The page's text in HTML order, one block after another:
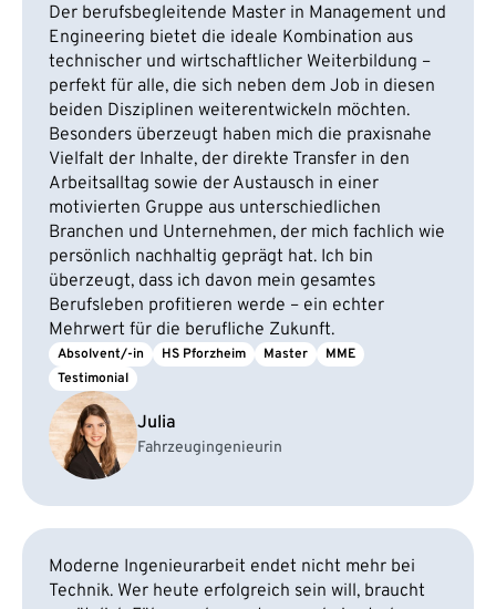
Der berufsbegleitende Master in Management und
Engineering bietet die ideale Kombination aus
technischer und wirtschaftlicher Weiterbildung –
perfekt für alle, die sich neben dem Job in diesen
beiden Disziplinen weiterentwickeln möchten.
Besonders überzeugt haben mich die praxisnahe
Vielfalt der Inhalte, der direkte Transfer in den
Arbeitsalltag sowie der Austausch in einer
motivierten Gruppe aus unterschiedlichen
Branchen und Unternehmen, der mich fachlich wie
persönlich nachhaltig geprägt hat. Ich bin
überzeugt, dass ich davon mein gesamtes
Berufsleben profitieren werde – ein echter
Mehrwert für die berufliche Zukunft.
Absolvent/-in HS Pforzheim Master
MME
Testimonial
Julia
Fahrzeugingenieurin
Moderne Ingenieurarbeit endet nicht mehr bei
Technik. Wer heute erfolgreich sein will, braucht